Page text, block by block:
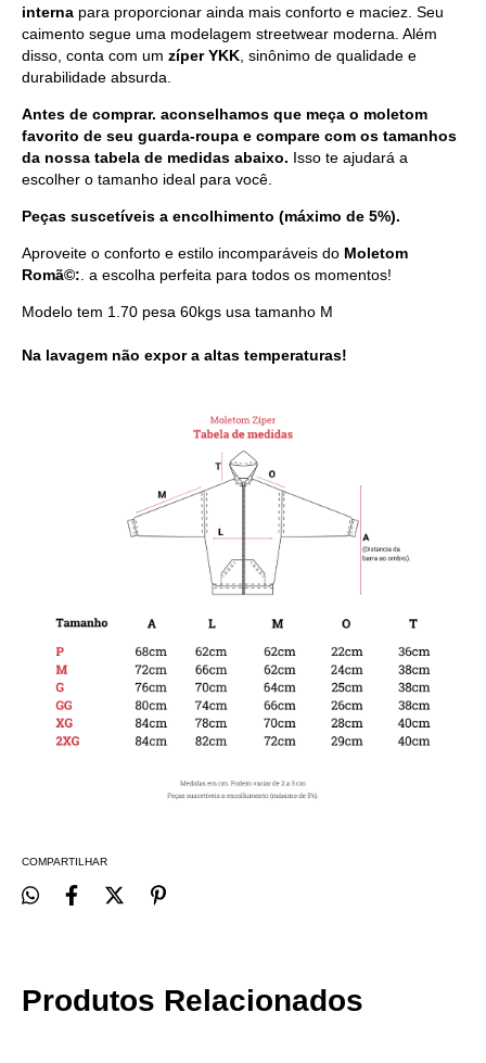
interna para proporcionar ainda mais conforto e maciez. Seu
caimento segue uma modelagem streetwear moderna. Além
disso, conta com um zíper YKK, sinônimo de qualidade e
durabilidade absurda.
Antes de comprar. aconselhamos que meça o moletom
favorito de seu guarda-roupa e compare com os tamanhos
da nossa tabela de medidas abaixo. Isso te ajudará a
escolher o tamanho ideal para você.
Peças suscetíveis a encolhimento (máximo de 5%).
Aproveite o conforto e estilo incomparáveis do Moletom
Romã©:. a escolha perfeita para todos os momentos!
Modelo tem 1.70 pesa 60kgs usa tamanho M
Na lavagem não expor a altas temperaturas!
COMPARTILHAR
Produtos Relacionados